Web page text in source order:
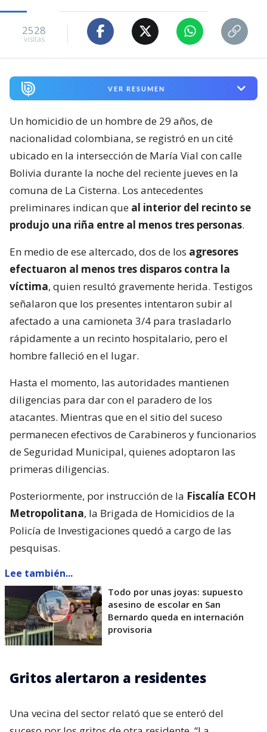
2528
visitas
VER RESUMEN
Un homicidio de un hombre de 29 años, de
nacionalidad colombiana, se registró en un cité
ubicado en la intersección de María Vial con calle
Bolivia durante la noche del reciente jueves en la
comuna de La Cisterna. Los antecedentes
preliminares indican que al interior del recinto se
produjo una riña entre al menos tres personas.
En medio de ese altercado, dos de los agresores
efectuaron al menos tres disparos contra la
víctima, quien resultó gravemente herida. Testigos
señalaron que los presentes intentaron subir al
afectado a una camioneta 3/4 para trasladarlo
rápidamente a un recinto hospitalario, pero el
hombre falleció en el lugar.
Hasta el momento, las autoridades mantienen
diligencias para dar con el paradero de los
atacantes. Mientras que en el sitio del suceso
permanecen efectivos de Carabineros y funcionarios
de Seguridad Municipal, quienes adoptaron las
primeras diligencias.
Posteriormente, por instrucción de la Fiscalía ECOH
Metropolitana, la Brigada de Homicidios de la
Policía de Investigaciones quedó a cargo de las
pesquisas.
Lee también...
Todo por unas joyas: supuesto
asesino de escolar en San
Bernardo queda en internación
provisoria
Gritos alertaron a residentes
Una vecina del sector relató que se enteró del